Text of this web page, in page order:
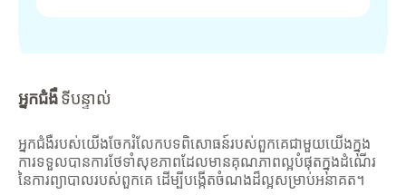
អ្នកជំងឺទីបន្ទាល់
អ្នកជំងឺរបស់យើងចែករំលែកបទពិសោធន៍របស់ពួកគេជាមួយយើងក្នុង
ការទទួលបានការថែទាំសុខភាពដែលមានគុណភាពល្អបំផុតក្នុងដំណើរ
នៃការព្យាបាលរបស់ពួកគេ ដើម្បីបង្កើតចំណងដ៏ល្អសម្រាប់អនាគត។